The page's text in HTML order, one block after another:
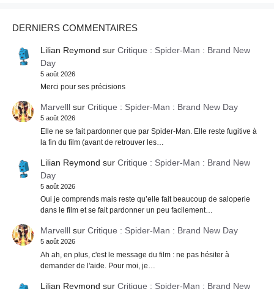
DERNIERS COMMENTAIRES
Lilian Reymond sur Critique : Spider-Man : Brand New
Day
5 août 2026
Merci pour ses précisions
Marvelllsur Critique : Spider-Man : Brand New Day
5 août 2026
Elle ne se fait pardonner que par Spider-Man. Elle reste fugitive à
la fin du film (avant de retrouver les…
Lilian Reymond sur Critique : Spider-Man : Brand New
Day
5 août 2026
Oui je comprends mais reste qu’elle fait beaucoup de saloperie
dans le film et se fait pardonner un peu facilement…
Marvelllsur Critique : Spider-Man : Brand New Day
5 août 2026
Ah ah, en plus, c'est le message du film : ne pas hésiter à
demander de l'aide. Pour moi, je…
Lilian Reymond sur Critique : Spider-Man : Brand New